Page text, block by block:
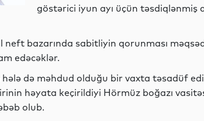
göstərici iyun ayı üçün təsdiqlənmiş
bazarında sabitliyin qorunması
edəcəklər.
də məhdud olduğu bir vaxta təsadüf
həyata keçirildiyi Hörmüz boğazı
olub.